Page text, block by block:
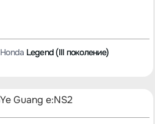
Honda Legend (III поколение)